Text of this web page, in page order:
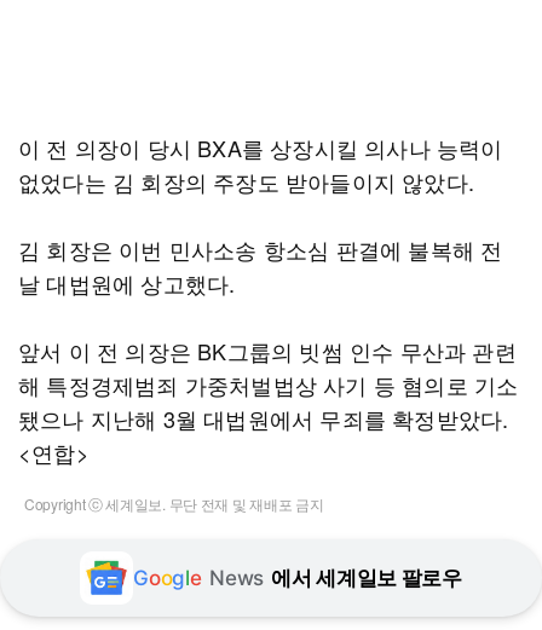
이 전 의장이 당시 BXA를 상장시킬 의사나 능력이
없었다는 김 회장의 주장도 받아들이지 않았다.
김 회장은 이번 민사소송 항소심 판결에 불복해 전
날 대법원에 상고했다.
앞서 이 전 의장은 BK그룹의 빗썸 인수 무산과 관련
해 특정경제범죄 가중처벌법상 사기 등 혐의로 기소
됐으나 지난해 3월 대법원에서 무죄를 확정받았다.
<연합>
Copyright ⓒ 세계일보. 무단 전재 및 재배포 금지
Google News 에서 세계일보 팔로우